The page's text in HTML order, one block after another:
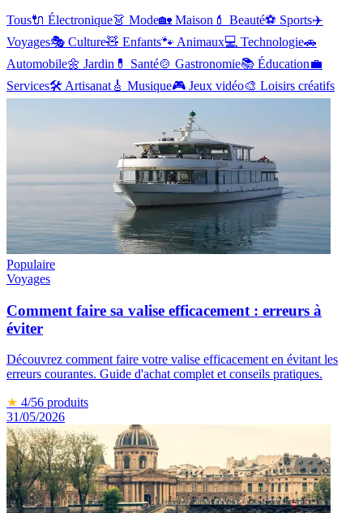
Tous🔌 Électronique👗 Mode🏡 Maison 💄 Beauté⚽️ Sports✈️
Voyages🎭 Culture🧸 Enfants🐾 Animaux💻 Technologie🚗
Automobile🌼 Jardin 💊 Santé🍲 Gastronomie📚 Éducation💼
Services🛠 Artisanat 🎸 Musique🎮 Jeux vidéo🎨 Loisirs créatifs
Populaire
Voyages
Comment faire sa valise efficacement : erreurs à
éviter
Découvrez comment faire votre valise efficacement en évitant les
erreurs courantes. Guide d'achat complet et conseils pratiques.
★ 4/56 produits
31/05/2026